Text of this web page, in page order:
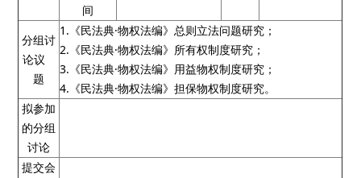
间
分组讨
论议
题
1.《民法典·物权法编》总则立法问题研究；
2.《民法典·物权法编》所有权制度研究；
3.《民法典·物权法编》用益物权制度研究；
4.《民法典·物权法编》担保物权制度研究。
拟参加
的分组
讨论
提交会